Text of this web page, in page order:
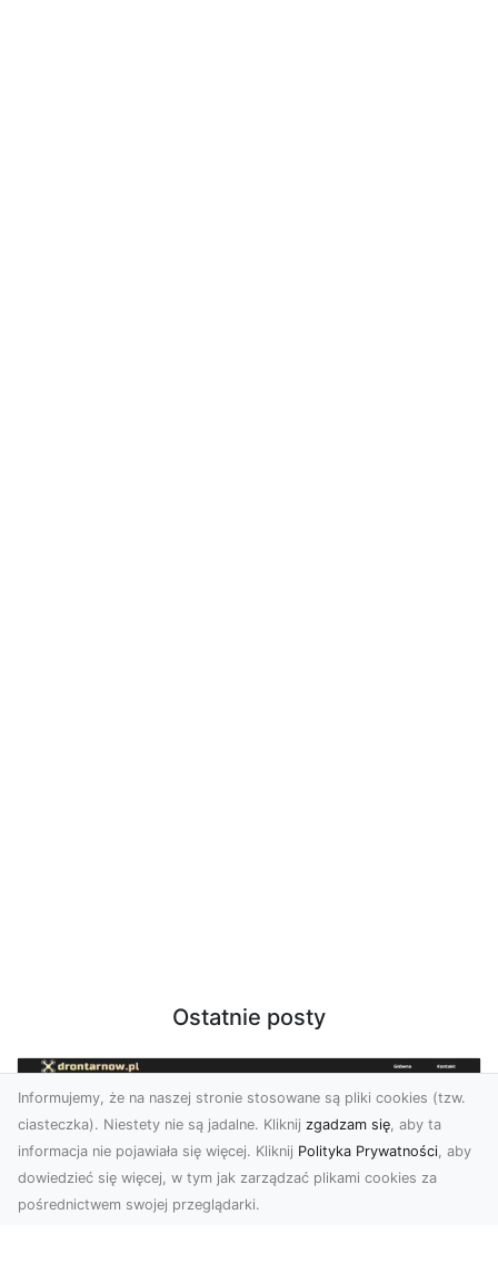
Ostatnie posty
Informujemy, że na naszej stronie stosowane są pliki cookies (tzw.
ciasteczka). Niestety nie są jadalne. Kliknij zgadzam się, aby ta
informacja nie pojawiała się więcej. Kliknij Polityka Prywatności, aby
dowiedzieć się więcej, w tym jak zarządzać plikami cookies za
pośrednictwem swojej przeglądarki.